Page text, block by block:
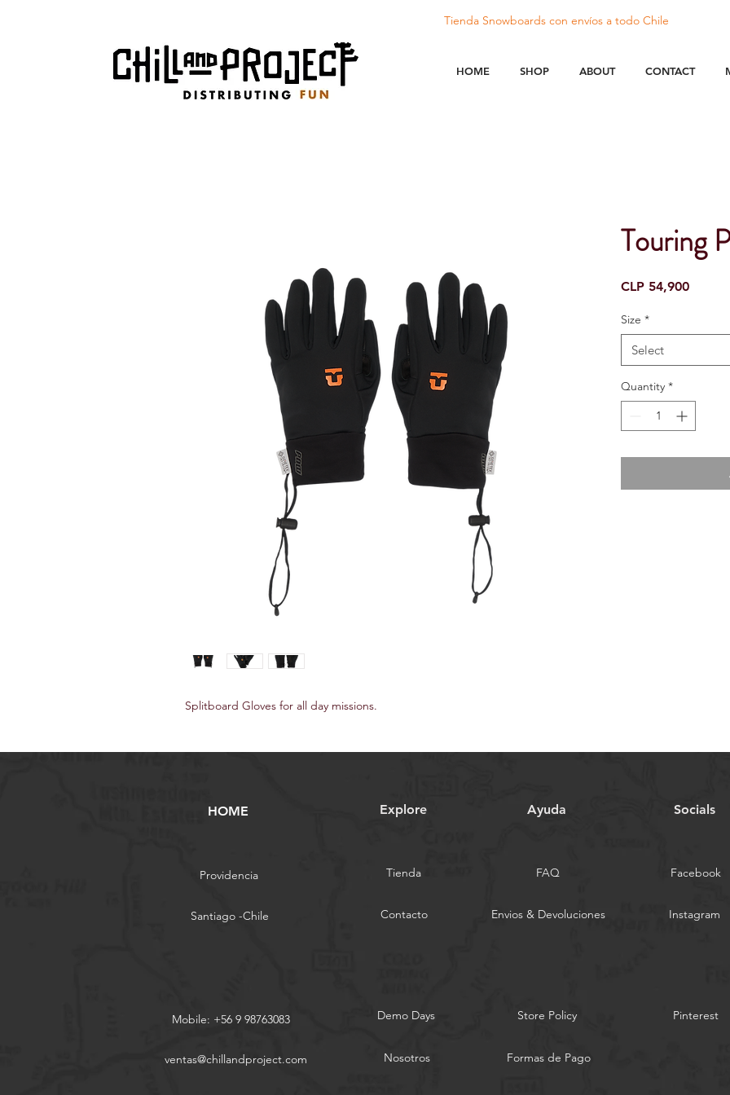
Tienda Snowboards con envíosa todo Chile
HOME SHOP ABOUT CONTACT
Splitboard Gloves for all day missions.
Touring
CLP 54,900Price
Size *
Select
Quantity *
HOME Explore Ayuda Socials
Providencia
Santiago -Chile
Tienda FAQ
Contacto Envios & Devoluciones
Facebook
Instagram
Mobile: +56 9 98763083
ventas@chillandproject.com
Demo Days Store Policy
Nosotros Formas de Pago
Pinterest